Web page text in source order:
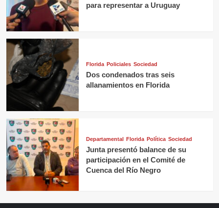
para representar a Uruguay
Florida Policiales Sociedad
Dos condenados tras seis
allanamientos en Florida
Departamental Florida Política Sociedad
Junta presentó balance de su
participación en el Comité de
Cuenca del Río Negro